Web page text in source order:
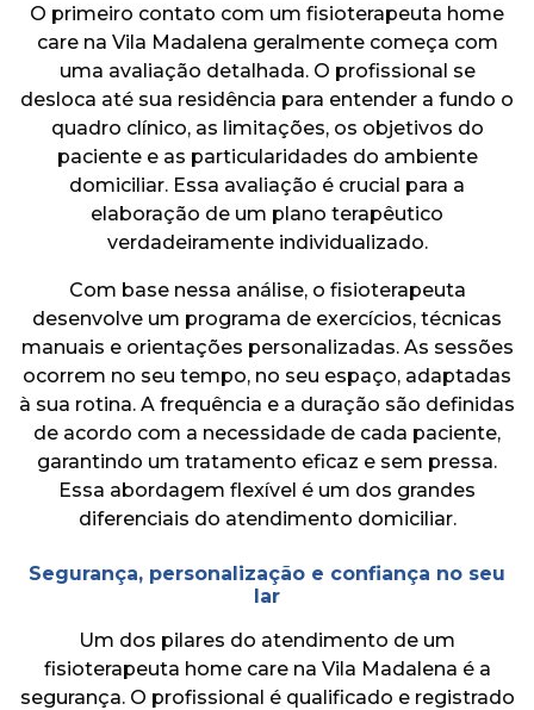
O primeiro contato com um fisioterapeuta home
care na Vila Madalena geralmente começa com
uma avaliação detalhada. O profissional se
desloca até sua residência para entender a fundo o
quadro clínico, as limitações, os objetivos do
paciente e as particularidades do ambiente
domiciliar. Essa avaliação é crucial para a
elaboração de um plano terapêutico
verdadeiramente individualizado.
Com base nessa análise, o fisioterapeuta
desenvolve um programa de exercícios, técnicas
manuais e orientações personalizadas. As sessões
ocorrem no seu tempo, no seu espaço, adaptadas
à sua rotina. A frequência e a duração são definidas
de acordo com a necessidade de cada paciente,
garantindo um tratamento eficaz e sem pressa.
Essa abordagem flexível é um dos grandes
diferenciais do atendimento domiciliar.
Segurança, personalização e confiança no seu
lar
Um dos pilares do atendimento de um
fisioterapeuta home care na Vila Madalena é a
segurança. O profissional é qualificado e registrado